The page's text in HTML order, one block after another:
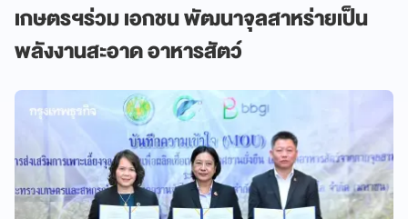
เกษตรฯร่วม เอกชน พัฒนาจุลสาหร่ายเป็น
พลังงานสะอาด อาหารสัตว์